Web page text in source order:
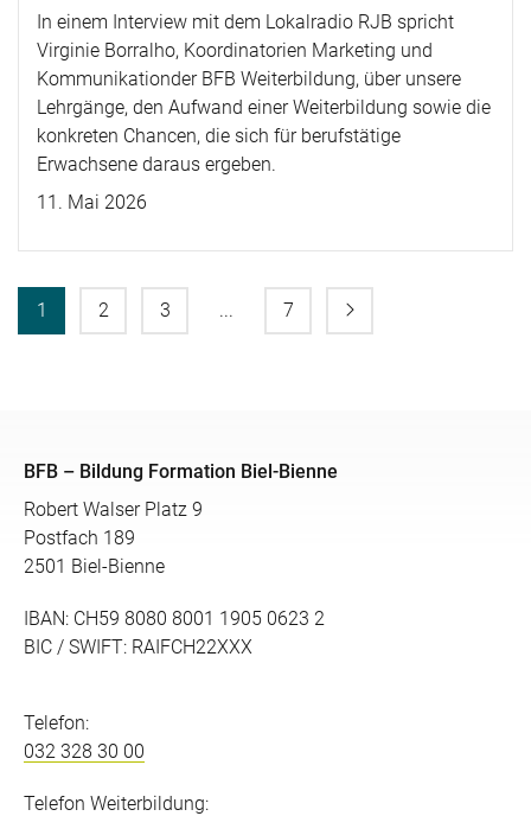
In einem Interview mit dem Lokalradio RJB spricht
Virginie Borralho, Koordinatorien Marketing und
Kommunikationder BFB Weiterbildung, über unsere
Lehrgänge, den Aufwand einer Weiterbildung sowie die
konkreten Chancen, die sich für berufstätige
Erwachsene daraus ergeben.
11. Mai 2026
1 2 3 ... 7
BFB – Bildung Formation Biel-Bienne
Robert Walser Platz 9
Postfach 189
2501 Biel-Bienne
IBAN: CH59 8080 8001 1905 0623 2
BIC / SWIFT: RAIFCH22XXX
Telefon:
032 328 30 00
Telefon Weiterbildung: